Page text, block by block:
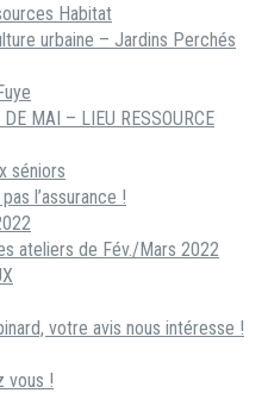
Habitat
urbaine – Jardins Perchés
MAI – LIEU RESSOURCE
séniors
l’assurance !
ateliers de Fév./Mars 2022
votre avis nous intéresse !
vous !